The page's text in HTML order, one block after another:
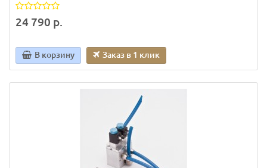
24 790 р.
В корзину Заказ в 1 клик